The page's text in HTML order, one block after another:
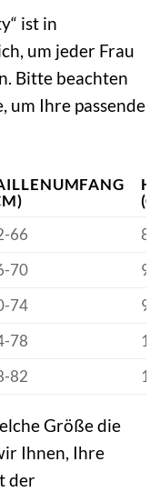
ist in
um jeder Frau
Bitte beachten
um Ihre passende
66
70
74
78
82
Größe die
Ihnen, Ihre
der